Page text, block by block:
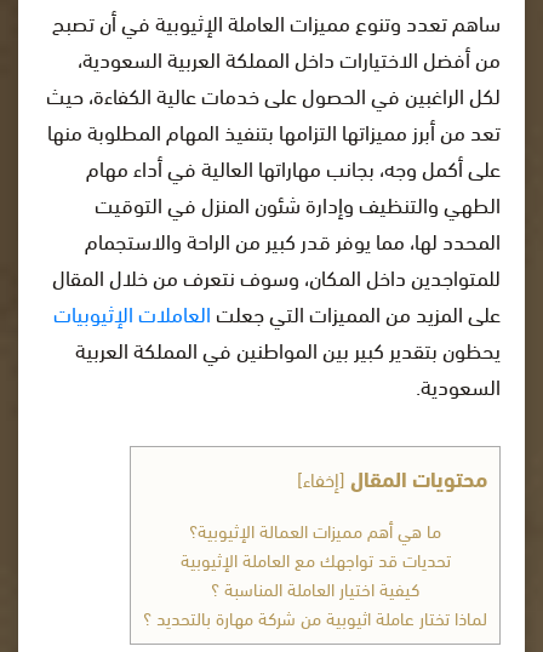
ساهم تعدد وتنوع مميزات العاملة الإثيوبية في أن تصبح
من أفضل الاختيارات داخل المملكة العربية السعودية،
لكل الراغبين في الحصول على خدمات عالية الكفاءة، حيث
تعد من أبرز مميزاتها التزامها بتنفيذ المهام المطلوبة منها
على أكمل وجه، بجانب مهاراتها العالية في أداء مهام
الطهي والتنظيف وإدارة شئون المنزل في التوقيت
المحدد لها، مما يوفر قدر كبير من الراحة والاستجمام
للمتواجدين داخل المكان، وسوف نتعرف من خلال المقال
على المزيد من المميزات التي جعلتالعاملات الإثيوبيات
يحظون بتقدير كبير بين المواطنين في المملكة العربية
السعودية.
محتويات المقال[إخفاء]
ما هي أهم مميزات العمالة الإثيوبية؟
تحديات قد تواجهك مع العاملة الإثيوبية
كيفية اختيار العاملة المناسبة ؟
لماذا تختار عاملة اثيوبية من شركة مهارة بالتحديد ؟